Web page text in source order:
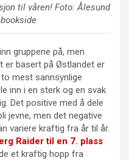
til våren! Foto: Ålesund
gruppene på, men
er basert på Østlandet er
mest sannsynlige
inn i en sterk og en svak
Det positive med å dele
jevne, men det negative
variere kraftig fra år til år.
Raider til en 7. plass
et kraftig hopp fra